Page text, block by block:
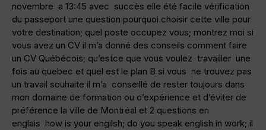
novembre a 13:45 avec succès elle été facile vérification
du passeport une question pourquoi choisir cette ville pour
votre destination; quel poste occupez vous; montrez moi si
vous avez un CV il m’a donné des conseils comment faire
un CV Québécois; qu’estce que vous voulez travailler une
fois au quebec et quel est le plan B si vous ne trouvez pas
un travail souhaite il m’a conseillé de rester toujours dans
mon domaine de formation ou d’expérience et d’éviter de
préférence la ville de Montréal et 2 questions en
englais how is your engilsh; do you speak english in work; il